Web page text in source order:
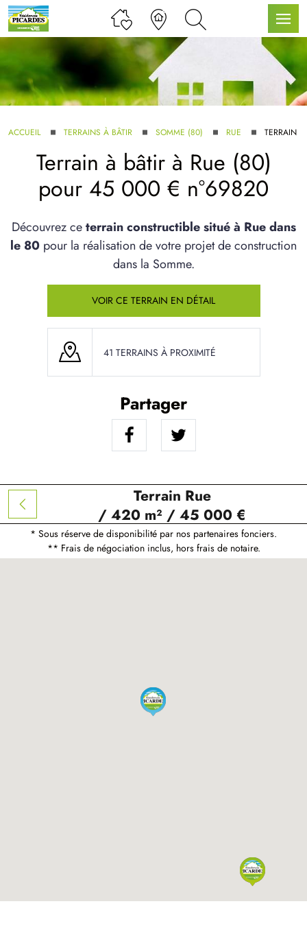
SERVICE BDL EXTENSION
ACCUEIL TERRAINS À BÂTIR SOMME (80) RUE TERRAIN
Terrain à bâtir à Rue (80)
pour 45 000 € n°69820
Découvrez ceterrain constructible situé à Rue dans
le 80 pour la réalisation de votre projet de construction
dans la Somme.
VOIR CE TERRAIN EN DÉTAIL
41 TERRAINS À PROXIMITÉ
Partager
Terrain Rue
/ 420 m² / 45 000 €
* Sous réserve de disponibilité par nos partenaires fonciers.
** Frais de négociation inclus, hors frais de notaire.